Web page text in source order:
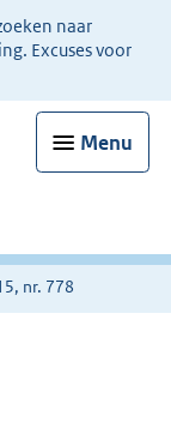
naar
Excuses voor
Menu
nr. 778